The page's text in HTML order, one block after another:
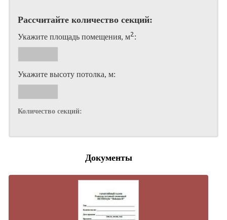
Рассчитайте количество секций:
Укажите площадь помещения, м2 :
Укажите высоту потолка, м:
Количество секций:
Документы